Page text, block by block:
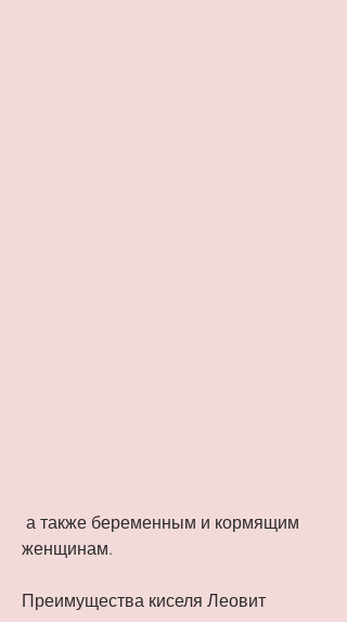
женщинам.
Преимущества киселя Леовит